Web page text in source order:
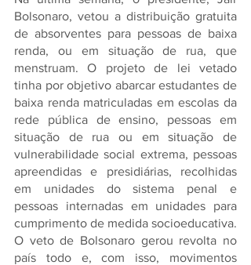
Bolsonaro, vetou a distribuição gratuita
de absorventes para pessoas de baixa
renda, ou em situação de rua, que
menstruam. O projeto de lei vetado
tinha por objetivo abarcar estudantes de
baixa renda matriculadas em escolas da
rede pública de ensino, pessoas em
situação de rua ou em situação de
vulnerabilidade social extrema, pessoas
apreendidas e presidiárias, recolhidas
em unidades do sistema penal e
pessoas internadas em unidades para
O veto de Bolsonaro gerou revolta no
país todo e, com isso, movimentos